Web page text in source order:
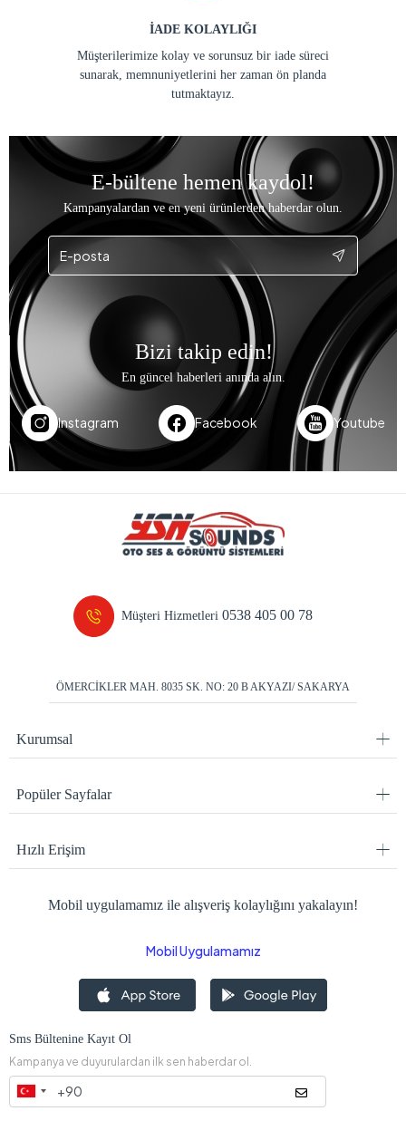
İADE KOLAYLIĞI
Müşterilerimize kolay ve sorunsuz bir iade süreci
sunarak, memnuniyetlerini her zaman ön planda
tutmaktayız.
E-bültene hemen kaydol!
Kampanyalardan ve en yeni ürünlerden haberdar olun.
Bizi takip edin!
En güncel haberleri anında alın.
Instagram Facebook Youtube
Müşteri Hizmetleri0538 405 00 78
ÖMERCİKLER MAH. 8035 SK. NO: 20 B AKYAZI/ SAKARYA
Kurumsal
Popüler Sayfalar
Hızlı Erişim
Mobil uygulamamız ile alışveriş kolaylığını yakalayın!
Mobil Uygulamamız
Sms Bültenine Kayıt Ol
Kampanya ve duyurulardan ilk sen haberdar ol.